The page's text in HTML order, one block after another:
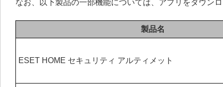
なお、以下製品の一部機能については、アプリをダウン
製品名
ESET HOME セキュリティ アルティメット